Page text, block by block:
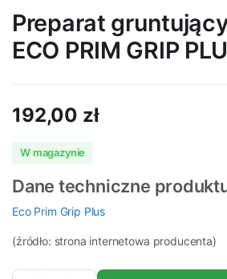
Preparat
ECO PRIM GRIP
192,00 zł
W magazynie
Dane techniczne
Eco Prim Grip Plus
(źródło: strona internetowa producenta)